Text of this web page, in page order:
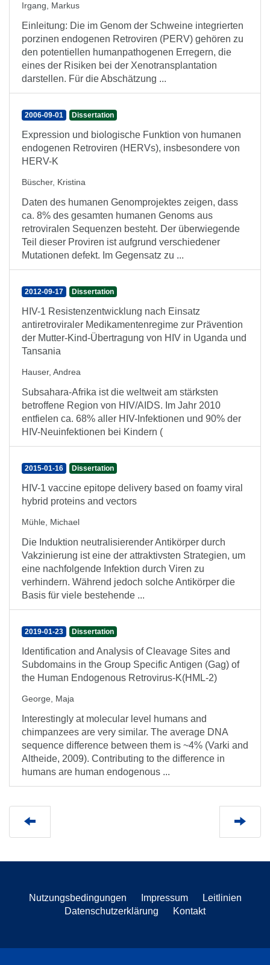
Irgang, Markus
Einleitung: Die im Genom der Schweine integrierten
porzinen endogenen Retroviren (PERV) gehören zu
den potentiellen humanpathogenen Erregern, die
eines der Risiken bei der Xenotransplantation
darstellen. Für die Abschätzung ...
2006-09-01 Dissertation
Expression und biologische Funktion von humanen
endogenen Retroviren (HERVs), insbesondere von
HERV-K
Büscher, Kristina
Daten des humanen Genomprojektes zeigen, dass
ca. 8% des gesamten humanen Genoms aus
retroviralen Sequenzen besteht. Der überwiegende
Teil dieser Proviren ist aufgrund verschiedener
Mutationen defekt. Im Gegensatz zu ...
2012-09-17 Dissertation
HIV-1 Resistenzentwicklung nach Einsatz
antiretroviraler Medikamentenregime zur Prävention
der Mutter-Kind-Übertragung von HIV in Uganda und
Tansania
Hauser, Andrea
Subsahara-Afrika ist die weltweit am stärksten
betroffene Region von HIV/AIDS. Im Jahr 2010
entfielen ca. 68% aller HIV-Infektionen und 90% der
HIV-Neuinfektionen bei Kindern (
2015-01-16 Dissertation
HIV-1 vaccine epitope delivery based on foamy viral
hybrid proteins and vectors
Mühle, Michael
Die Induktion neutralisierender Antikörper durch
Vakzinierung ist eine der attraktivsten Strategien, um
eine nachfolgende Infektion durch Viren zu
verhindern. Während jedoch solche Antikörper die
Basis für viele bestehende ...
2019-01-23 Dissertation
Identification and Analysis of Cleavage Sites and
Subdomains in the Group Specific Antigen (Gag) of
the Human Endogenous Retrovirus-K(HML-2)
George, Maja
Interestingly at molecular level humans and
chimpanzees are very similar. The average DNA
sequence difference between them is ~4% (Varki and
Altheide, 2009). Contributing to the difference in
humans are human endogenous ...
Nutzungsbedingungen Impressum
Leitlinien
Datenschutzerklärung
Kontakt